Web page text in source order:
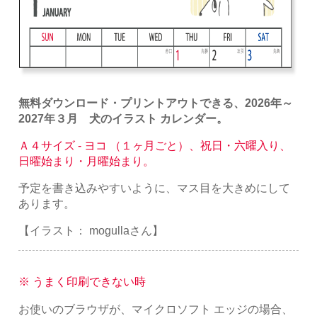
無料ダウンロード・プリントアウトできる、2026年～
2027年３月 犬のイラスト カレンダー。
Ａ４サイズ - ヨコ （１ヶ月ごと）、祝日・六曜入り、
日曜始まり・月曜始まり。
予定を書き込みやすいように、マス目を大きめにして
あります。
【イラスト： mogullaさん】
※ うまく印刷できない時
お使いのブラウザが、マイクロソフト エッジの場合、